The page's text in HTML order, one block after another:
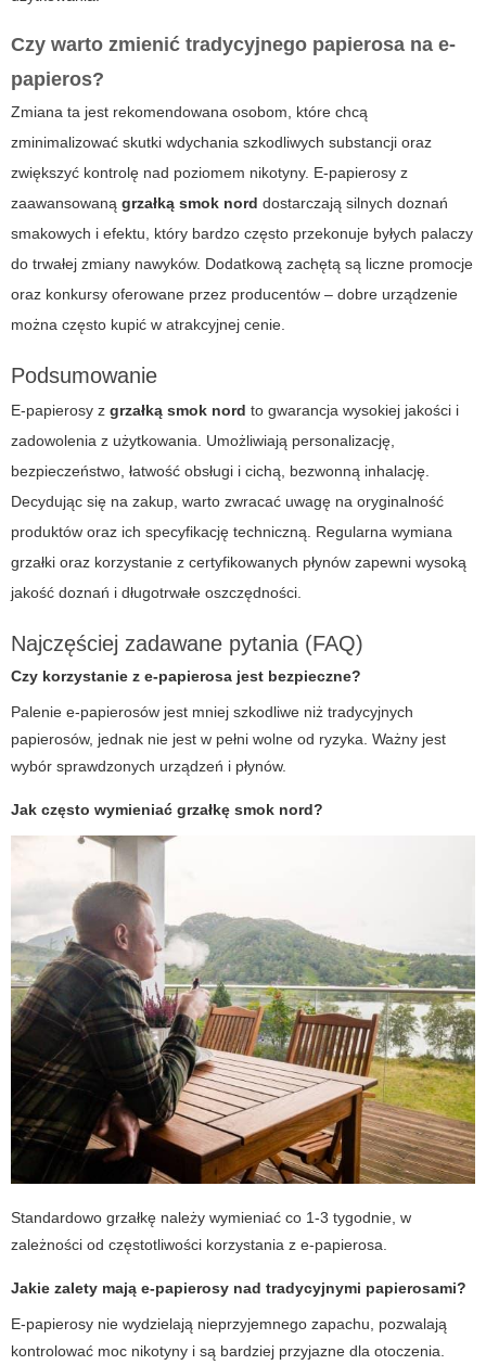
Czy warto zmienić tradycyjnego papierosa na e-
papieros?
Zmiana ta jest rekomendowana osobom, które chcą
zminimalizować skutki wdychania szkodliwych substancji oraz
zwiększyć kontrolę nad poziomem nikotyny. E-papierosy z
zaawansowaną grzałką smok nord dostarczają silnych doznań
smakowych i efektu, który bardzo często przekonuje byłych palaczy
do trwałej zmiany nawyków. Dodatkową zachętą są liczne promocje
oraz konkursy oferowane przez producentów – dobre urządzenie
można często kupić w atrakcyjnej cenie.
Podsumowanie
E-papierosy z grzałką smok nord to gwarancja wysokiej jakości i
zadowolenia z użytkowania. Umożliwiają personalizację,
bezpieczeństwo, łatwość obsługi i cichą, bezwonną inhalację.
Decydując się na zakup, warto zwracać uwagę na oryginalność
produktów oraz ich specyfikację techniczną. Regularna wymiana
grzałki oraz korzystanie z certyfikowanych płynów zapewni wysoką
jakość doznań i długotrwałe oszczędności.
Najczęściej zadawane pytania (FAQ)
Czy korzystanie z e-papierosa jest bezpieczne?
Palenie e-papierosów jest mniej szkodliwe niż tradycyjnych
papierosów, jednak nie jest w pełni wolne od ryzyka. Ważny jest
wybór sprawdzonych urządzeń i płynów.
Jak często wymieniać grzałkę smok nord?
Standardowo grzałkę należy wymieniać co 1-3 tygodnie, w
zależności od częstotliwości korzystania z e-papierosa.
Jakie zalety mają e-papierosy nad tradycyjnymi papierosami?
E-papierosy nie wydzielają nieprzyjemnego zapachu, pozwalają
kontrolować moc nikotyny i są bardziej przyjazne dla otoczenia.